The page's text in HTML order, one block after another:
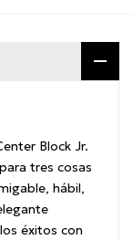
Block Jr.
tres cosas
hábil,
éxitos con